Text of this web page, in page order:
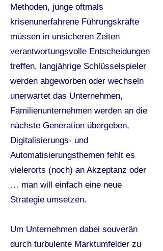
Methoden, junge oftmals
krisenunerfahrene Führungskräfte
müssen in unsicheren Zeiten
verantwortungsvolle Entscheidungen
treffen, langjährige Schlüsselspieler
werden abgeworben oder wechseln
unerwartet das Unternehmen,
Familienunternehmen werden an die
nächste Generation übergeben,
Digitalisierungs- und
Automatisierungsthemen fehlt es
vielerorts (noch) an Akzeptanz oder
… man will einfach eine neue
Strategie umsetzen.
Um Unternehmen dabei souverän
durch turbulente Marktumfelder zu